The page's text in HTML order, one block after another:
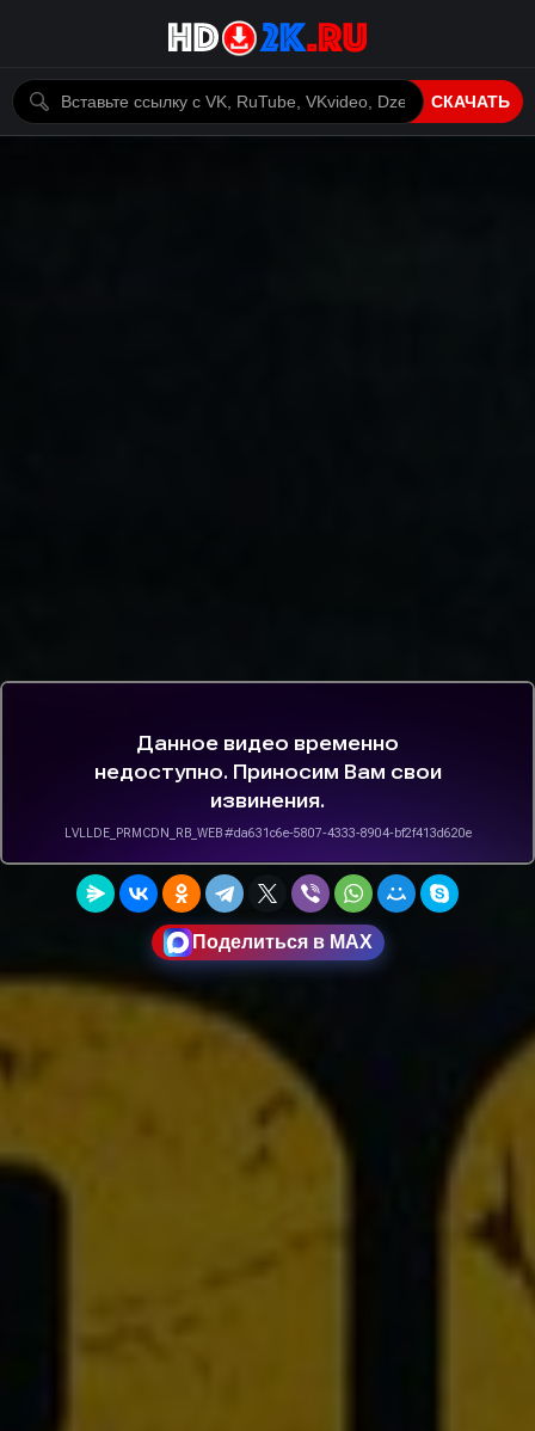
СКАЧАТЬ
Поделиться в MAX